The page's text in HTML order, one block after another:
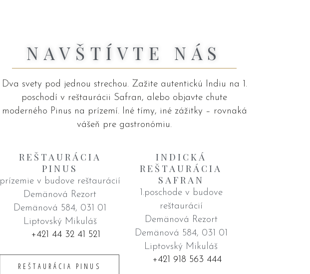
NAVŠTÍVTE NÁS
Dva svety pod jednou strechou. Zažite autentickú Indiu na 1.
poschodí v reštaurácii Safran, alebo objavte chute
moderného Pinus na prízemí. Iné tímy, iné zážitky – rovnaká
vášeň pre gastronómiu.
REŠTAURÁCIA
PINUS
prízemie v budove reštaurácií
Demänová Rezort
Demänová 584, 031 01
Liptovský Mikuláš
+421 44 32 41 521
REŠTAURÁCIA PINUS
INDICKÁ
REŠTAURÁCIA
SAFRAN
1.poschode v budove
reštaurácií
Demänová Rezort
Demänová 584, 031 01
Liptovský Mikuláš
+421 918 563 444